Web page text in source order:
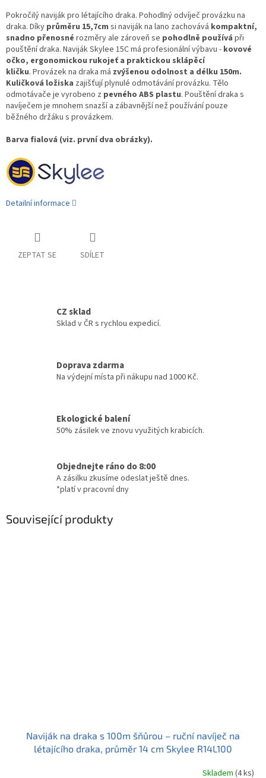
Pokročilý naviják pro létajícího draka. Pohodlný odvíječ provázku na
draka. Díky průměru 15,7cm si naviják na lano zachovává kompaktní,
snadno přenosné rozměry ale zároveň se pohodlně používá při
pouštění draka. Naviják Skylee 15C má profesionální výbavu - kovové
očko, ergonomickou rukojeť a praktickou sklápěcí
kličku. Provázek na draka má zvýšenou odolnost a délku 150m.
Kuličková ložiska zajišťují plynulé odmotávání provázku. Tělo
odmotávače je vyrobeno z pevného ABS plastu. Pouštění draka s
navíječem je mnohem snazší a zábavnější než používání pouze
běžného držáku s provázkem.
Barva fialová (viz. první dva obrázky).
Detailní informace
ZEPTAT SE SDÍLET
CZ sklad
Sklad v ČR s rychlou expedicí.
Doprava zdarma
Na výdejní místa při nákupu nad 1000 Kč.
Ekologické balení
50% zásilek ve znovu využitých krabicích.
Objednejte ráno do 8:00
A zásilku zkusíme odeslat ještě dnes.
*platí v pracovní dny
Související produkty
Naviják na draka s 100m šňůrou – ruční navíječ na
létajícího draka, průměr 14 cm Skylee R14L100
Skladem (4 ks)